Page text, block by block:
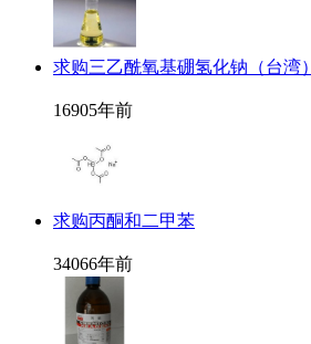
求购三乙酰氧基硼氢化钠（台湾）
16905年前
求购丙酮和二甲苯
34066年前